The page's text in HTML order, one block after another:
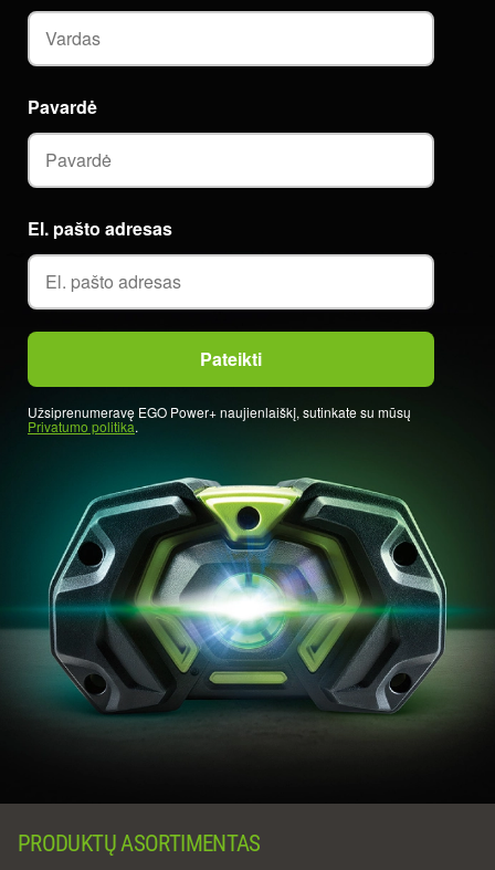
El. pašto adresas
Pavardė
Užsiprenumeravę EGO Power+ naujienlaiškį, sutinkate su mūsų
Privatumo politika.
PRODUKTŲ ASORTIMENTAS